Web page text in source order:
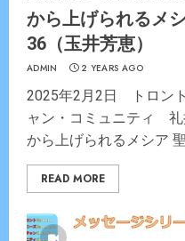
から上げられるメ
36（玉井芳恵）
ADMIN 2 YEARS AGO
2025年2月2日 トロン
ャン・コミュニティ 礼
から上げられるメシア
READ MORE